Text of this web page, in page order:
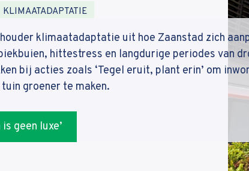
KLIMAATADAPTATIE
klimaatadaptatie uit hoe Zaanstad zich
hittestress en langdurige periodes van
bij acties zoals ‘Tegel eruit, plant erin’ om
groener te maken.
geen luxe’